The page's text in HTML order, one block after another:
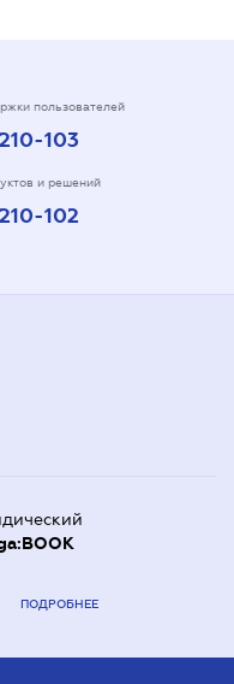
пользователей
103
и решений
102
ПОДРОБНЕЕ